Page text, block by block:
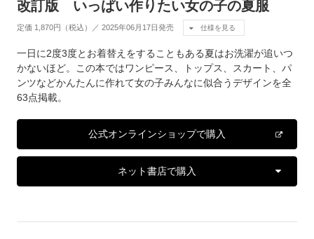
改訂版 いっぱい作りたい女の子の夏服
定価 1,870円（税込）／ 2025年06月17日発売 仕様を見る
一日に2度3度とお着替えをすることもある夏はお洗濯が追いつ
かないほど。この本ではワンピース、トップス、スカート、パ
ンツなどかんたんに作れて女の子みんなに似合うデザインを全
63点掲載。
公式オンラインショップで購入
ネット書店で購入